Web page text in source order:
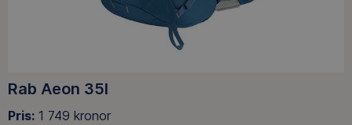
Rab Aeon 35l
Pris: 1 749 kronor